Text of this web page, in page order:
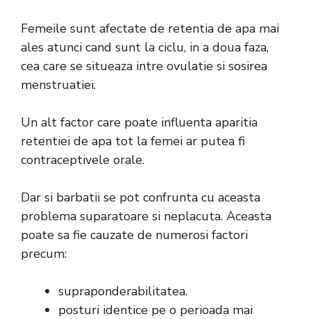
Femeile sunt afectate de retentia de apa mai
ales atunci cand sunt la ciclu, in a doua faza,
cea care se situeaza intre ovulatie si sosirea
menstruatiei.
Un alt factor care poate influenta aparitia
retentiei de apa tot la femei ar putea fi
contraceptivele orale.
Dar si barbatii se pot confrunta cu aceasta
problema suparatoare si neplacuta. Aceasta
poate sa fie cauzate de numerosi factori
precum:
supraponderabilitatea.
posturi identice pe o perioada mai